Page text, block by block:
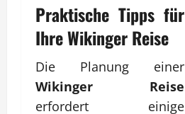
Praktische Tipps für
Ihre Wikinger Reise
Die Planung einer
Wikinger Reise
erfordert einige